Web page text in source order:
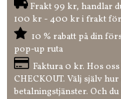
Frakt 99 kr, handlar
100 kr - 400 kr i frakt för
10 % rabatt på din
pop-up ruta
Faktura 0 kr. Hos
CHECKOUT. Välj själv
betalningstjänster. Och